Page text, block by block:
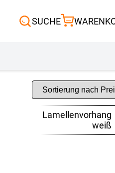
SUCHE
Scheibengardinen
Lamellenvorhang
weiß